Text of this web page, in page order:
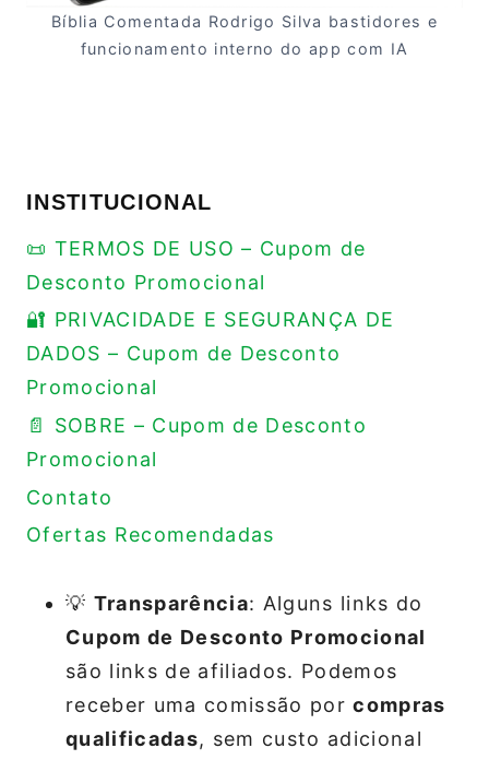
Bíblia Comentada Rodrigo Silva bastidores e
funcionamento interno do app com IA
INSTITUCIONAL
📜 TERMOS DE USO – Cupom de
Desconto Promocional
🔐 PRIVACIDADE E SEGURANÇA DE
DADOS – Cupom de Desconto
Promocional
📄 SOBRE – Cupom de Desconto
Promocional
Contato
Ofertas Recomendadas
💡 Transparência: Alguns links do
Cupom de Desconto Promocional
são links de afiliados. Podemos
receber uma comissão porcompras
qualificadas, sem custo adicional